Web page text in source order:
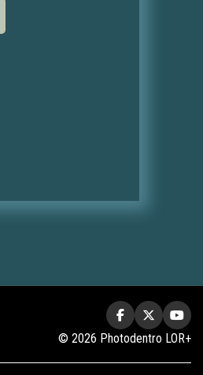
© 2026 Photodentro LOR+